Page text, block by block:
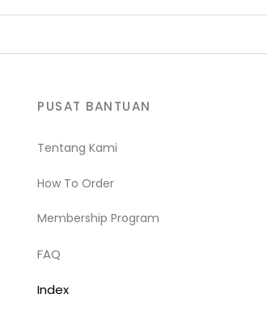
PUSAT BANTUAN
Tentang Kami
How To Order
Membership Program
FAQ
Index